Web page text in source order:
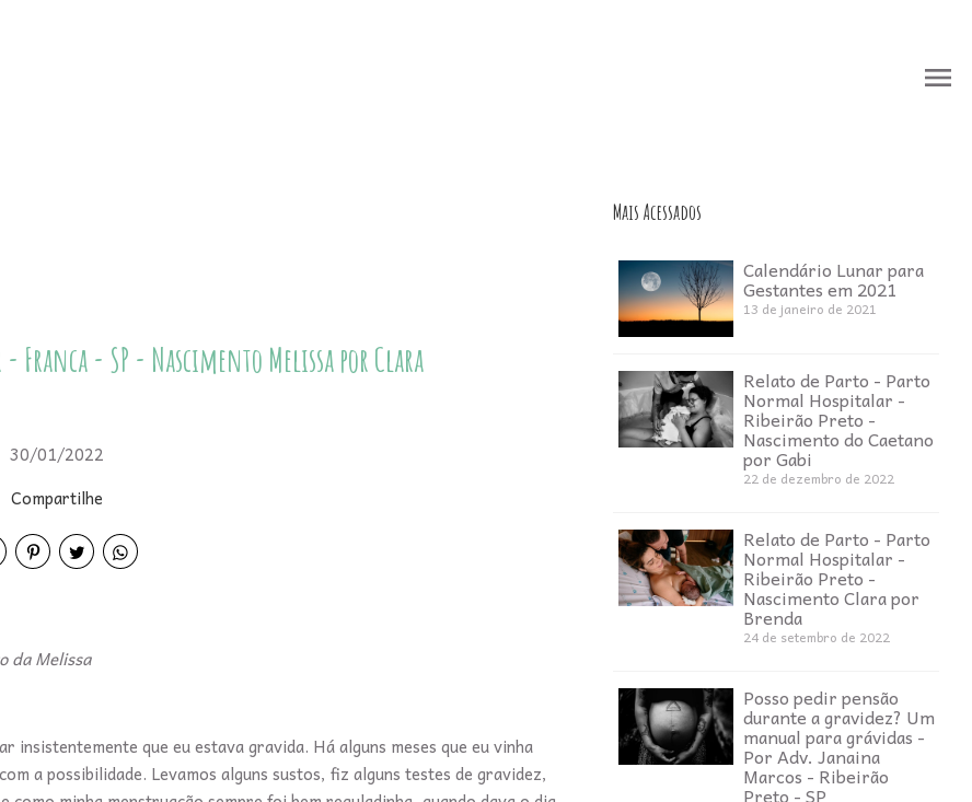
menu
Franca - SP - Nascimento Melissa por Clara
30/01/2022
Compartilhe
da Melissa
insistentemente que eu estava gravida. Há alguns meses que eu vinha
a possibilidade. Levamos alguns sustos, fiz alguns testes de gravidez,
Mais Acessados
Calendário Lunar para
Gestantes em 2021
13 de janeiro de 2021
Relato de Parto - Parto
Normal Hospitalar -
Ribeirão Preto -
Nascimento do Caetano
por Gabi
22 de dezembro de 2022
Relato de Parto - Parto
Normal Hospitalar -
Ribeirão Preto -
Nascimento Clara por
Brenda
24 de setembro de 2022
Posso pedir pensão
durante a gravidez? Um
manual para grávidas -
Por Adv. Janaina
Marcos - Ribeirão
Preto - SP